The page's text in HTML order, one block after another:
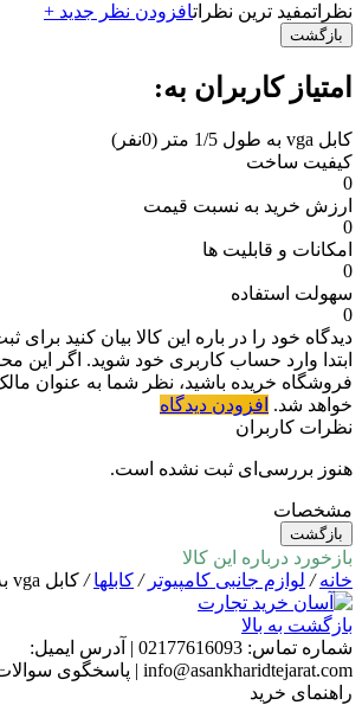
نظراتمفید ترین نظراتافزودن نظر جدید +
بازگشت
امتیاز کاربران به:
کابل vga به طول 1/5 متر
(0نفر)
کیفیت ساخت
0
ارزش خرید به نسبت قیمت
0
امکانات و قابلیت ها
0
سهولت استفاده
0
دیدگاه خود را در باره این کالا بیان کنید برای
ابتدا وارد حساب کاربری خود شوید. اگر این
فروشگاه خریده باشید، نظر شما به عنوان
خواهد شد. افزودن دیدگاه
نظرات کاربران
هنوز بررسی‌ای ثبت نشده است.
مشخصات
بازگشت
بازخورد درباره این کالا
خانه/ لوازم جانبی کامپیوتر / کابلها/ کابل vga به طول 1/5 متر
بازگشت به بالا
شماره تماس: 02177616093
| آدرس ایمیل:
info@asankharidtejarat.com
| پاسخگوی
راهنمای خرید